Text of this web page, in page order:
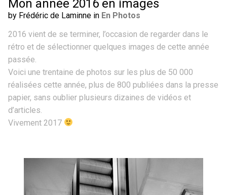
Mon année 2016 en images
by Frédéric de Laminne in En Photos
2016 vient de se terminer, l’occasion de regarder dans le
rétro et de sélectionner quelques images de cette année
passée.
Voici une trentaine de photos sur les plus de 50 000
réalisées cette année, plus de 800 publiées dans la presse
papier, sans oublier plusieurs dizaines de vidéos et
d’articles.
Vivement 2017